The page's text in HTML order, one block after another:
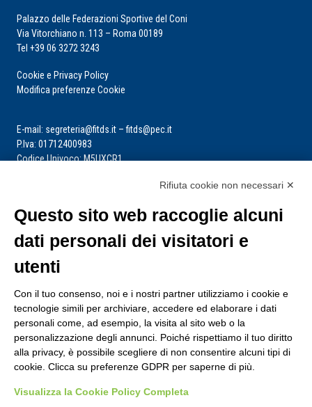
Palazzo delle Federazioni Sportive del Coni
Via Vitorchiano n. 113 – Roma 00189
Tel +39 06 3272 3243
Cookie e Privacy Policy
Modifica preferenze Cookie
E-mail: segreteria@fitds.it – fitds@pec.it
P.Iva: 01712400983
Codice Univoco: M5UXCR1
La segreteria è aperta dal lunedì al venerdì dalle ore 9:00 alle ore 14:00
Rifiuta cookie non necessari ✕
Questo sito web raccoglie alcuni
dati personali dei visitatori e
utenti
Con il tuo consenso, noi e i nostri partner utilizziamo i cookie e
tecnologie simili per archiviare, accedere ed elaborare i dati
personali come, ad esempio, la visita al sito web o la
personalizzazione degli annunci. Poiché rispettiamo il tuo diritto
alla privacy, è possibile scegliere di non consentire alcuni tipi di
cookie. Clicca su preferenze GDPR per saperne di più.
Visualizza la Cookie Policy Completa